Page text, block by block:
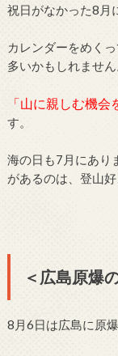
祝日がなかった8月
カレンダーをめく
多いかもしれません
「山に親しむ機会
す。
海の日も7月にあり
があるのは、登山
＜広島原爆
8月6日は広島に原